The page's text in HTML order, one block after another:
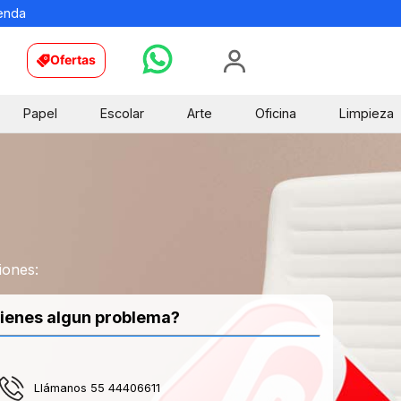
Ofertas
Papel Escolar Arte Oficina Limpieza
algun problema?
Llámanos 55 44406611